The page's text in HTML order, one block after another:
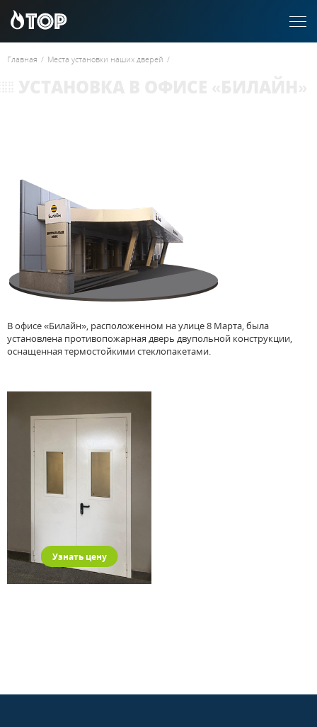
Главная / Места установки наших дверей /
В офисе «Билайн», расположенном на улице 8 Марта, была
установлена противопожарная дверь двупольной конструкции,
оснащенная термостойкими стеклопакетами.
Узнать цену